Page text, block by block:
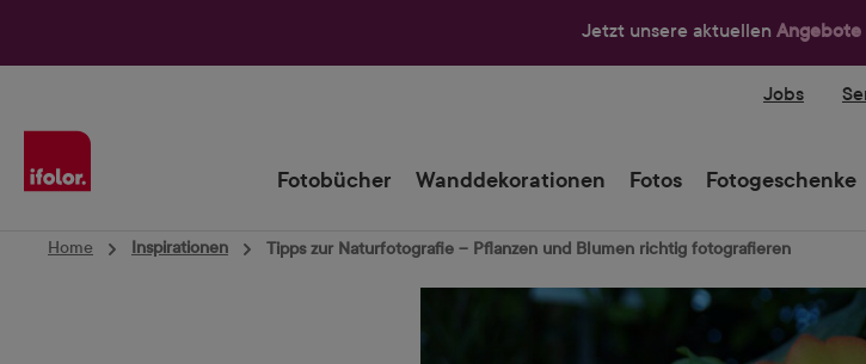
Jetzt unsere aktuellen Angebote
Jobs
Fotobücher Wanddekorationen Fotos Fotogeschenke
Home Inspirationen Tipps zur Naturfotografie – Pflanzen und Blumen richtig fotografieren